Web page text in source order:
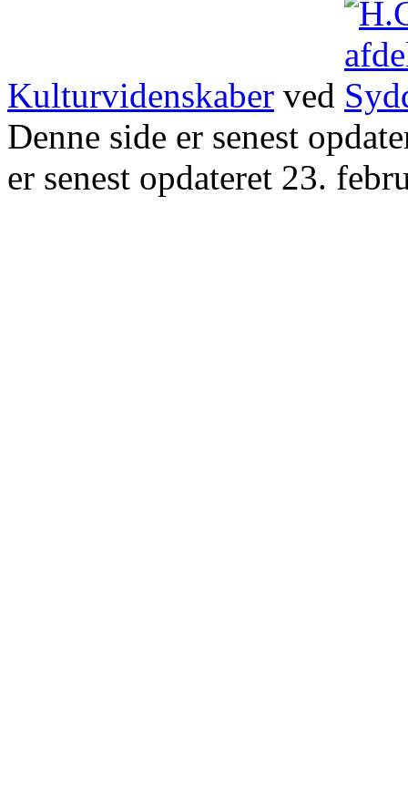
Kulturvidenskaber ved
Denne side er senest
er senest opdateret 23.